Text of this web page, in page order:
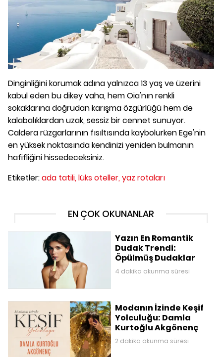
Dinginliğini korumak adına yalnızca 13 yaş ve üzerini
kabul eden bu dikey vaha, hem Oia'nın renkli
sokaklarına doğrudan karışma özgürlüğü hem de
kalabalıklardan uzak, sessiz bir cennet sunuyor.
Caldera rüzgarlarının fısıltısında kaybolurken Ege'nin
en yüksek noktasında kendinizi yeniden bulmanın
hafifliğini hissedeceksiniz.
Etiketler:ada tatili,lüks oteller,yaz rotaları
EN ÇOK OKUNANLAR
Yazın En Romantik
Dudak Trendi:
Öpülmüş Dudaklar
4 dakika okunma süresi
Modanın İzinde Keşif
Yolculuğu: Damla
Kurtoğlu Akgönenç
2 dakika okunma süresi